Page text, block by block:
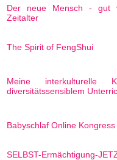
Der neue Mensch - gut
Zeitalter
The Spirit of FengShui
Meine interkulturelle
diversitätssensiblem
Babyschlaf Online Kongress
SELBST-Ermächtigung-